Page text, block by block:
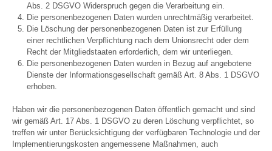
Abs. 2 DSGVO Widerspruch gegen die Verarbeitung ein.
Die personenbezogenen Daten wurden unrechtmäßig verarbeitet.
Die Löschung der personenbezogenen Daten ist zur Erfüllung
einer rechtlichen Verpflichtung nach dem Unionsrecht oder dem
Recht der Mitgliedstaaten erforderlich, dem wir unterliegen.
Die personenbezogenen Daten wurden in Bezug auf angebotene
Dienste der Informationsgesellschaft gemäß Art. 8 Abs. 1 DSGVO
erhoben.
Haben wir die personenbezogenen Daten öffentlich gemacht und sind
wir gemäß Art. 17 Abs. 1 DSGVO zu deren Löschung verpflichtet, so
treffen wir unter Berücksichtigung der verfügbaren Technologie und der
Implementierungskosten angemessene Maßnahmen, auch